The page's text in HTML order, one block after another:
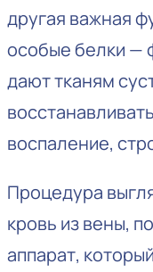
другая важная
особые белки —
дают тканям
воспаление,
Процедура
кровь из вены,
аппарат,